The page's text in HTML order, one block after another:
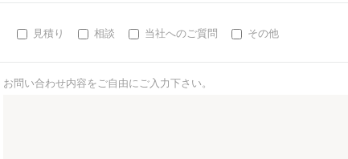
見積り 相談 当社へのご質問 その他
お問い合わせ内容をご自由にご入力下さい。